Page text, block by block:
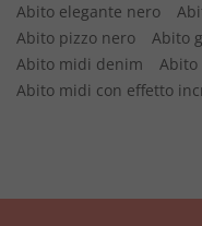
Abito elegante nero
Abito pizzo nero
Abito
Abito midi denim
Abito
Abito midi con effetto